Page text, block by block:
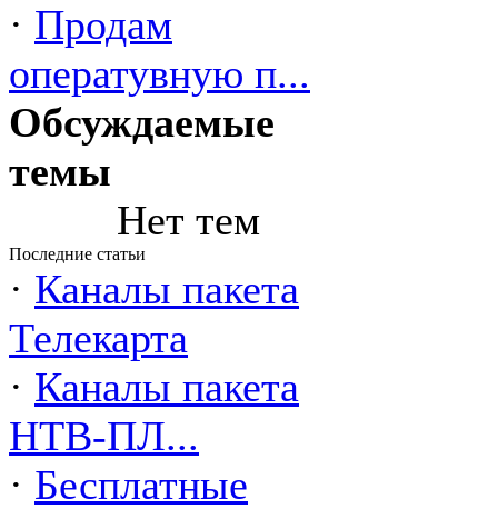
· Продам
оператувную п...
Обсуждаемые
темы
Нет тем
Последние статьи
· Каналы пакета
Телекарта
· Каналы пакета
НТВ-ПЛ...
· Бесплатные